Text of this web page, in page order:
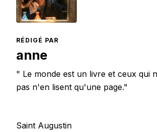
RÉDIGÉ PAR
anne
" Le monde est un livre et ceux qui
pas n'en lisent qu'une page."
Saint Augustin